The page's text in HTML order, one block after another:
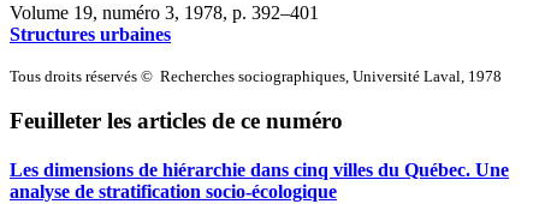
Volume 19, numéro 3, 1978, p. 392–401
Structures urbaines
Tous droits réservés © Recherches sociographiques, Université Laval, 1978
Feuilleter les articles de ce numéro
Les dimensions de hiérarchie dans cinq villes du Québec. Une
analyse de stratification socio-écologique